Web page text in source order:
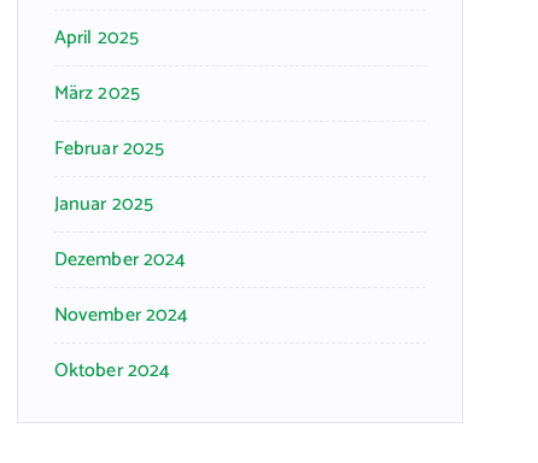
April 2025
März 2025
Februar 2025
Januar 2025
Dezember 2024
November 2024
Oktober 2024